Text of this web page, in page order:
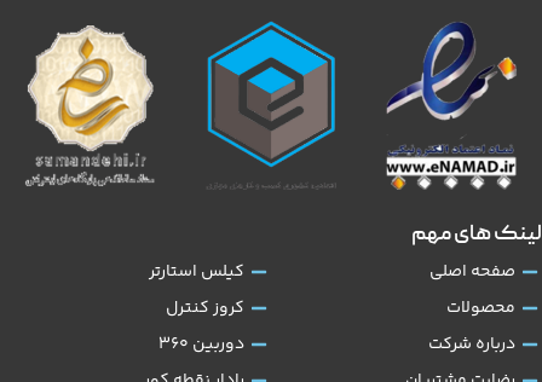
لینک های مهم
صفحه اصلی
محصولات
درباره شرکت
کیلس استارتر
کروز کنترل
دوربین 360